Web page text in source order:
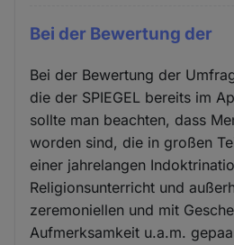
Bei der Bewertung der
Bei der Bewertung der
die der SPIEGEL bereits im
sollte man beachten, dass
worden sind, die in großen
einer jahrelangen
Religionsunterricht und
zeremoniellen und mit
Aufmerksamkeit u.a.m.